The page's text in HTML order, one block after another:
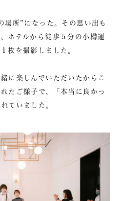
場所”になった。その思い出も
ホテルから徒歩５分の小樽運
枚を撮影しました。
に楽しんでいただいたからこ
たご様子で、「本当に良かっ
ていました。